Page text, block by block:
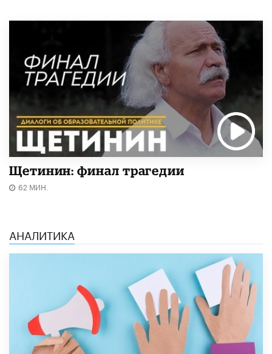
Щетинин: финал трагедии
62 МИН.
АНАЛИТИКА